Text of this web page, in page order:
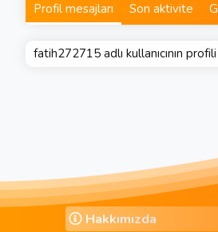
Profil mesajları Son aktivite
fatih272715 adlı kullanıcının
Hakkımızda